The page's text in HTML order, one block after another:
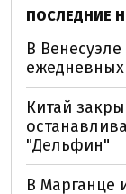
ПОСЛЕДНИЕ
В
Китай
"Дельфин"
В Марганце